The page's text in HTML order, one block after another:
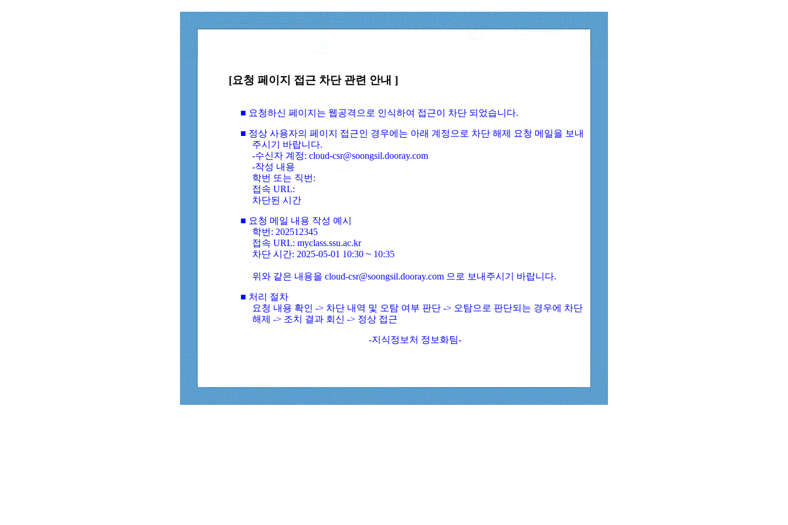
[요청 페이지 접근 차단 관련 안내 ]
■ 요청하신 페이지는 웹공격으로 인식하여 접근이 차단 되었습니다.
■ 정상 사용자의 페이지 접근인 경우에는 아래 계정으로 차단 해제 요청 메일을 보내
주시기 바랍니다.
-수신자 계정: cloud-csr@soongsil.dooray.com
-작성 내용
학번 또는 직번:
접속 URL:
차단된 시간
■ 요청 메일 내용 작성 예시
학번: 202512345
접속 URL: myclass.ssu.ac.kr
차단 시간: 2025-05-01 10:30 ~ 10:35
위와 같은 내용을 cloud-csr@soongsil.dooray.com 으로 보내주시기 바랍니다.
■ 처리 절차
요청 내용 확인 -> 차단 내역 및 오탐 여부 판단 -> 오탐으로 판단되는 경우에 차단
해제 -> 조치 결과 회신 -> 정상 접근
-지식정보처 정보화팀-